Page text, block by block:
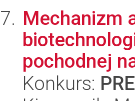
Mechanizm
pochodnej
Konkurs: